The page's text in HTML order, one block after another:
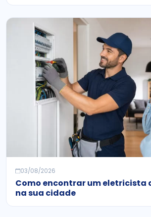
03/08/2026
Como encontrar um eletricista
na sua cidade